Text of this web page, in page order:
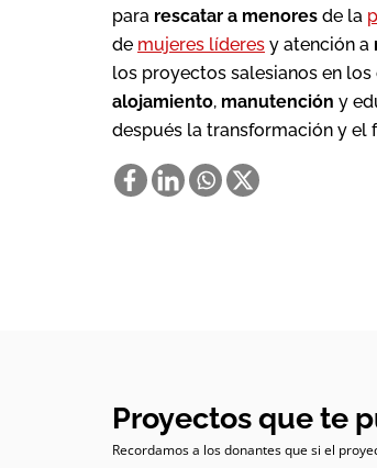
para rescatar a menores de la
de mujeres líderes y atención a
los proyectos salesianos en
alojamiento, manutención y
después la transformación y el
Proyectos que te
Recordamos a los donantes que si el